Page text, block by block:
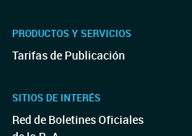
PRODUCTOS Y SERVICIOS
Tarifas de Publicación
SITIOS DE INTERÉS
Red de Boletines Oficiales